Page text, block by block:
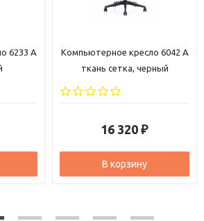
Компьютерное кресло 6042 A
ткань сетка, черный
₽
В корзину